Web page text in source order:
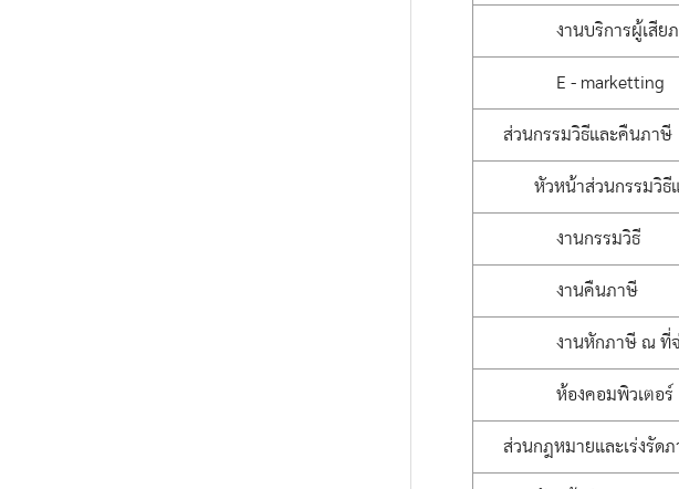
งานบริการผู้เสียภา
E - marketting
ส่วนกรรมวิธีและคืนภาษี
หัวหน้าส่วนกรรมวิธีแ
งานกรรมวิธี
งานคืนภาษี
งานหักภาษี ณ ที่จ่
ห้องคอมพิวเตอร์
ส่วนกฎหมายและเร่งรั